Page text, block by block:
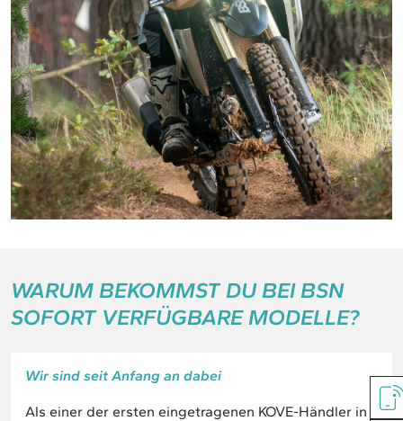
WARUM BEKOMMST DU BEI BSN
SOFORT VERFÜGBARE MODELLE?
Wir sind seit Anfang an dabei
Als einer der ersten eingetragenen KOVE-Händler in